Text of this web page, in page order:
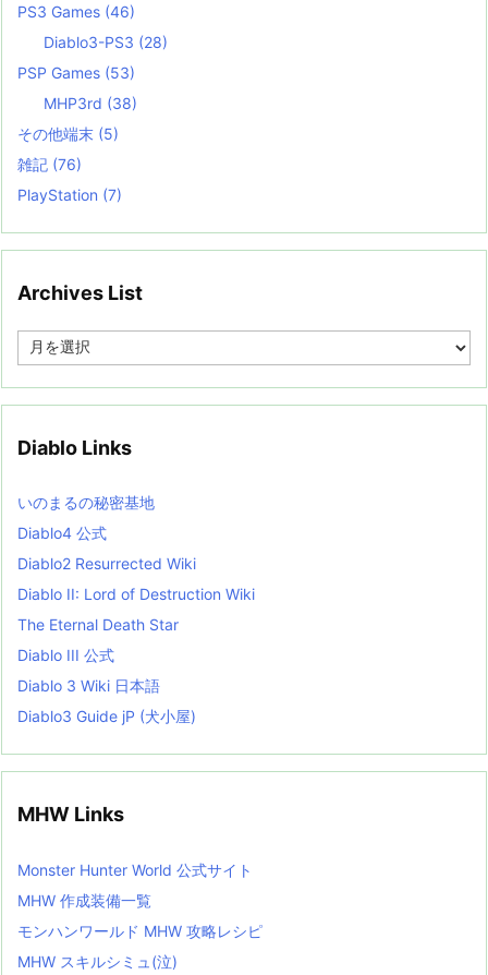
PS3 Games (46)
Diablo3-PS3 (28)
PSP Games (53)
MHP3rd (38)
その他端末 (5)
雑記 (76)
PlayStation (7)
Archives List
e
i
s
t
Diablo Links
いのまるの秘密基地
Diablo4 公式
Diablo2 Resurrected Wiki
Diablo II: Lord of Destruction Wiki
The Eternal Death Star
Diablo III 公式
Diablo 3 Wiki 日本語
Diablo3 Guide jP (犬小屋)
MHW Links
Monster Hunter World 公式サイト
MHW 作成装備一覧
モンハンワールド MHW 攻略レシピ
MHW スキルシミュ(泣)